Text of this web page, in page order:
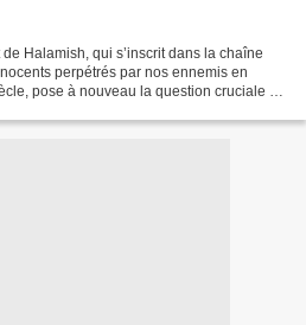
perpétrés par nos ennemis en
pose à nouveau la question cruciale de